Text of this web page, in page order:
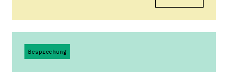
Besprechung